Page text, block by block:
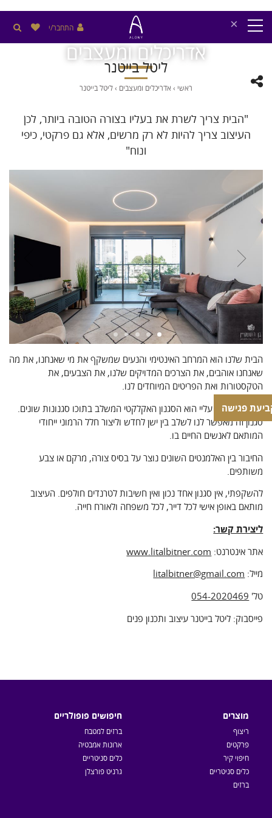
× התחבר/י
אדריכלים ומעצבים
ליטל בייטנר
ראשי › אדריכלים ומעצבים ›ליטל בייטנר
"הבית צריך לשרת את בעליו בצורה הטובה ביותר, לכן
העיצוב צריך להיות לא רק מרשים, אלא גם פרקטי, כיפי
ונוח"
הבית שלנו הוא המרחב האינטימי והנעים שמשקף את מי שאנחנו, את מה
שאנחנו אוהבים, את הצרכים המדויקים שלנו, את הצבעים, את
הטקסטורות ואת הפריטים המיוחדים לנו.
הסגנון האהוב עליי הוא הסגנון האקלקטי המשלב בתוכו סגנונות שונים.
סגנון זה מאפשר לנו לשלב בין ישן לחדש וליצור חלל הרמוני ייחודי
המותאם לאנשים החיים בו.
החיבור בין האלמנטים השונים נוצר על בסיס צורה, מרקם או צבע
משותפים.
להשקפתי, אין סגנון אחד נכון ואין חשיבות לטרנדים חולפים. העיצוב
מותאם באופן אישי לכל דייר, לכל משפחה ולאורח חייה.
ליצירת קשר:
אתר אינטרנט: www.litalbitner.com
מייל: litalbitner@gmail.com
טל' 054-2020469
פייסבוק: ליטל בייטנר עיצוב ותכנון פנים
פגישה
מוצרים
ריצוף
פרקטים
חיפוי קיר
כלים סניטריים
ברזים
חיפושים פופולריים
ברזים למטבח
ארונות אמבטיה
כלים סניטריים
גרניט פורצלן